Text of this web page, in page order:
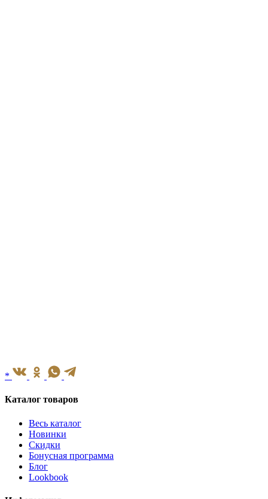
*
Каталог товаров
Весь каталог
Новинки
Скидки
Бонусная программа
Блог
Lookbook